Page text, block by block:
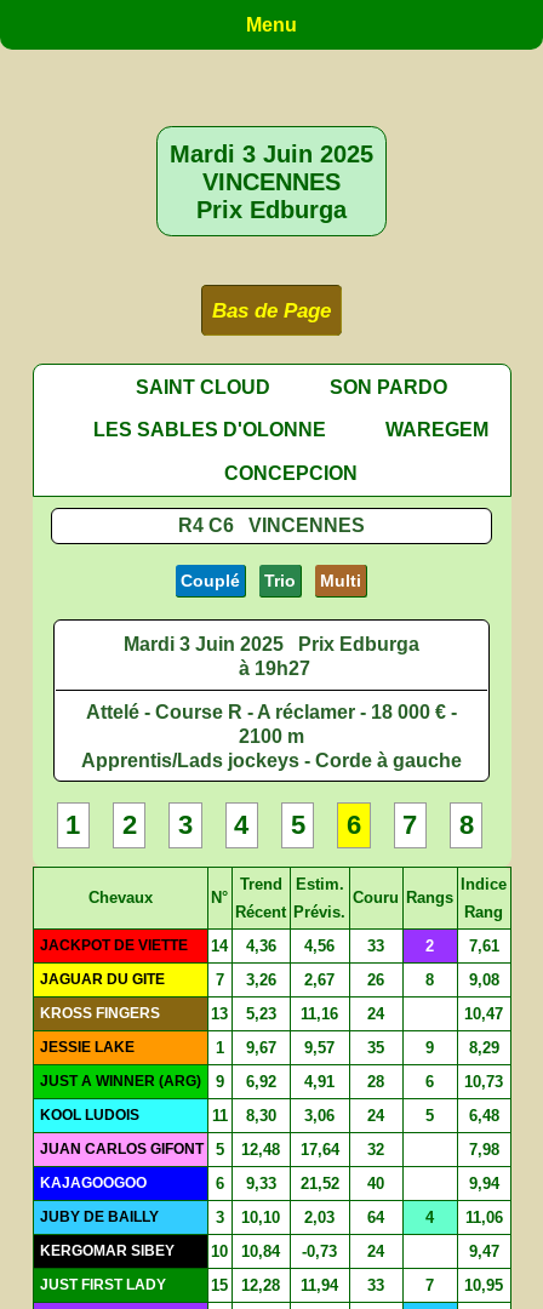
Menu
Mardi 3 Juin 2025
VINCENNES
Prix Edburga
Bas de Page
SAINT CLOUD
SON PARDO
LES SABLES D'OLONNE
WAREGEM
CONCEPCION
R4 C6 VINCENNES
Couplé Trio Multi
Mardi 3 Juin 2025
Prix Edburga
à 19h27
Attelé - Course R - A réclamer - 18 000 € -
2100 m
Apprentis/Lads jockeys - Corde à gauche
1 2 3 4 5 6 7 8
Chevaux N°
Trend
Récent
Estim.
Prévis.
Couru Rangs
Indice
Rang
JACKPOT DE VIETTE 14 4,36 4,56 33 2 7,61
JAGUAR DU GITE 7 3,26 2,67 26 8 9,08
KROSS FINGERS 13 5,23 11,16 24 10,47
JESSIE LAKE 1 9,67 9,57 35 9 8,29
JUST A WINNER (ARG) 9 6,92 4,91 28 6 10,73
KOOL LUDOIS 11 8,30 3,06 24 5 6,48
JUAN CARLOS GIFONT 5 12,48 17,64 32 7,98
KAJAGOOGOO 6 9,33 21,52 40 9,94
JUBY DE BAILLY 3 10,10 2,03 64 4 11,06
KERGOMAR SIBEY 10 10,84 -0,73 24 9,47
JUST FIRST LADY 15 12,28 11,94 33 7 10,95